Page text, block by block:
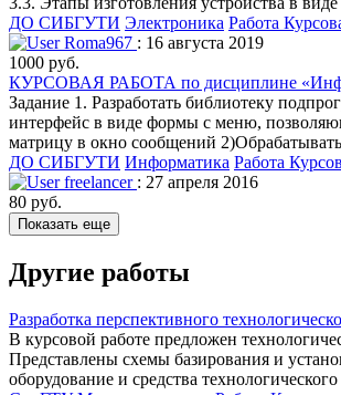
ДО СИБГУТИ Электроника Работа
Roma967 : 16 августа 2019
1000 руб.
КУРСОВАЯ РАБОТА по дисциплине
Задание 1. Разработать библиотеку
интерфейс в виде формы с меню,
матрицу в окно сообщений
ДО СИБГУТИ Информатика Работа
freelancer : 27 апреля 2016
80 руб.
Показать еще
Другие работы
Разработка перспективного
В курсовой работе предложен
Представлены схемы базирования и
оборудование и средства